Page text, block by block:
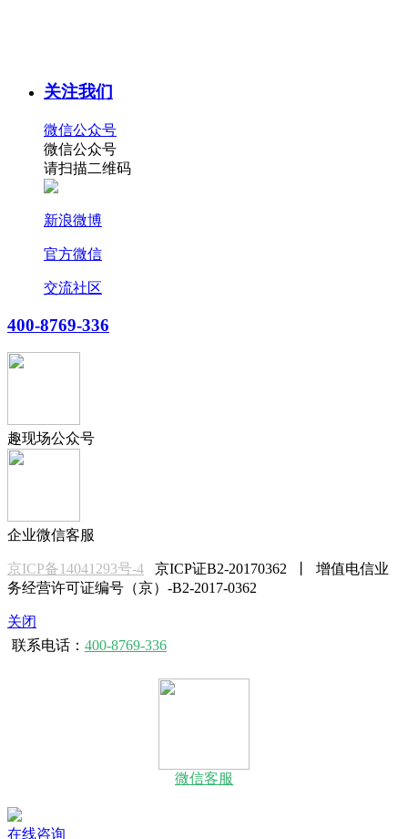
关注我们
微信公众号
微信公众号
请扫描二维码
新浪微博
官方微信
交流社区
400-8769-336
趣现场公众号
企业微信客服
京ICP备14041293号-4 京ICP证B2-20170362 丨 增值电信业
务经营许可证编号（京）-B2-2017-0362
关闭
联系电话： 400-8769-336
微信客服
在线咨询